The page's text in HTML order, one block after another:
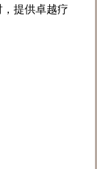
提供卓越疗